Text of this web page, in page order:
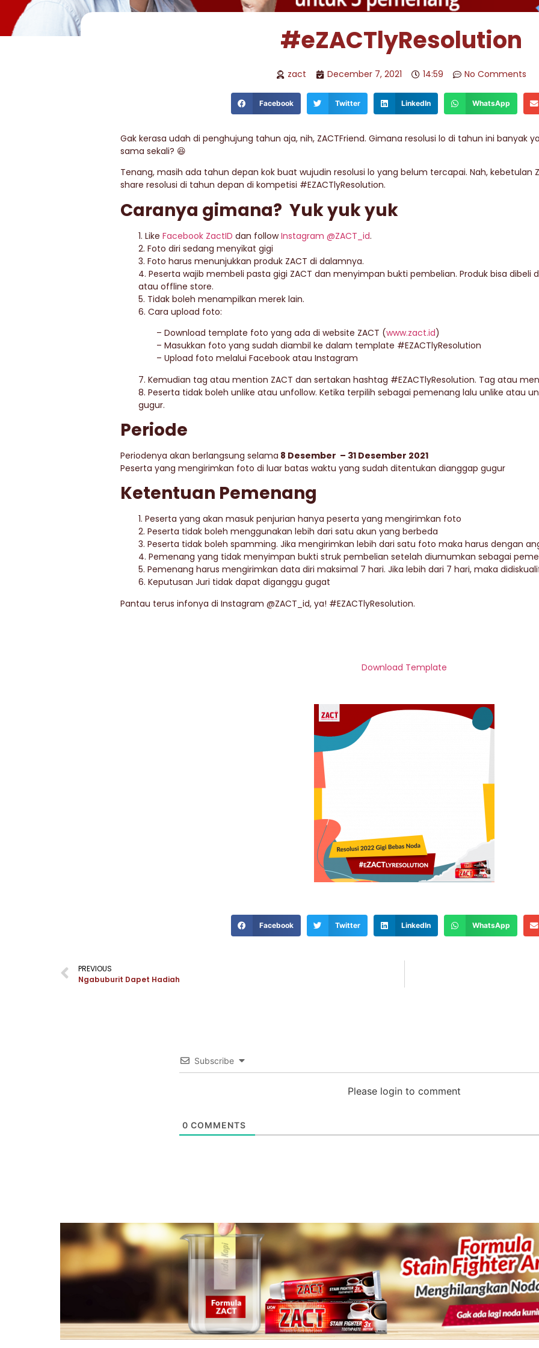
#eZACTlyResolution
zact December 7, 2021 14:59 No Comments
Facebook Twitter LinkedIn WhatsApp
Gak kerasa udah di penghujung tahun aja, nih, ZACTFriend. Gimana resolusi lo di tahun ini banyak
sama sekali? 😆
Tenang, masih ada tahun depan kok buat wujudin resolusi lo yang belum tercapai. Nah, kebetulan
share resolusi di tahun depan di kompetisi #EZACTlyResolution.
Caranya gimana? Yuk yuk yuk
1. Like Facebook ZactID dan followInstagram @ZACT_id.
2. Foto diri sedang menyikat gigi
3. Foto harus menunjukkan produk ZACT di dalamnya.
4. Peserta wajib membeli pasta gigi ZACT dan menyimpan bukti pembelian. Produk bisa
atau offline store.
5. Tidak boleh menampilkan merek lain.
6. Cara upload foto:
– Download template foto yang ada di website ZACT (www.zact.id)
– Masukkan foto yang sudah diambil ke dalam template #EZACTlyResolution
– Upload foto melalui Facebook atau Instagram
7. Kemudian tag atau mention ZACT dan sertakan hashtag #EZACTlyResolution. Tag atau
8. Peserta tidak boleh unlike atau unfollow. Ketika terpilih sebagai pemenang lalu unlike atau
gugur.
Periode
Periodenya akan berlangsung selama 8 Desember – 31 Desember 2021
Peserta yang mengirimkan foto di luar batas waktu yang sudah ditentukan dianggap gugur
Ketentuan Pemenang
1. Peserta yang akan masuk penjurian hanya peserta yang mengirimkan foto
2. Peserta tidak boleh menggunakan lebih dari satu akun yang berbeda
3. Peserta tidak boleh spamming. Jika mengirimkan lebih dari satu foto maka harus dengan
4. Pemenang yang tidak menyimpan bukti struk pembelian setelah diumumkan sebagai
5. Pemenang harus mengirimkan data diri maksimal 7 hari. Jika lebih dari 7 hari, maka
6. Keputusan Juri tidak dapat diganggu gugat
Pantau terus infonya di Instagram @ZACT_id, ya! #EZACTlyResolution.
Download Template
Facebook Twitter LinkedIn WhatsApp
PREVIOUS
Ngabuburit Dapet Hadiah
Subscribe
Please login to comment
0 COMMENTS